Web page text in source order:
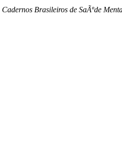
Cadernos Brasileiros de SaÃºde